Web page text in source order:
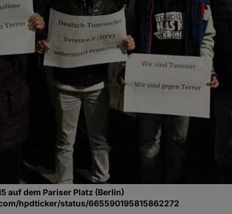
auf dem Pariser Platz (Berlin)
hpdticker/status/665590195815862272